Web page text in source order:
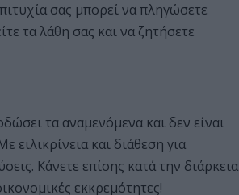
σας μπορεί να πληγώσετε
τα λάθη σας και να ζητήσετε
τα αναμενόμενα και δεν είναι
ειλικρίνεια και διάθεση για
Κάνετε επίσης κατά την διάρκεια
εκκρεμότητες!